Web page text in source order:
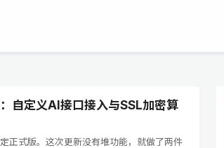
自定义AI接口接入与SSL加密算
正式版。这次更新没有堆功能，就做了两件